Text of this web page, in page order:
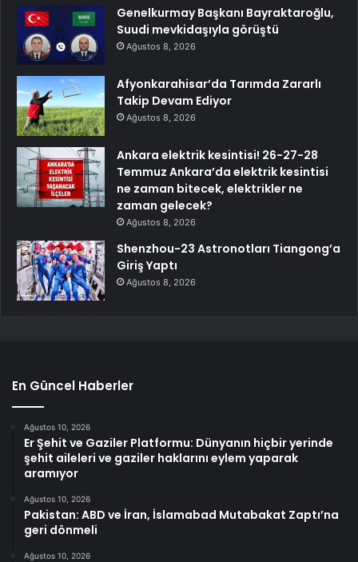
Genelkurmay Başkanı Bayraktaroğlu,
Suudi mevkidaşıyla görüştü
Ağustos 8, 2026
Afyonkarahisar’da Tarımda Zararlı
Takip Devam Ediyor
Ağustos 8, 2026
Ankara elektrik kesintisi! 26-27-28
Temmuz Ankara’da elektrik kesintisi
ne zaman bitecek, elektrikler ne
zaman gelecek?
Ağustos 8, 2026
Shenzhou-23 Astronotları Tiangong’a
Giriş Yaptı
Ağustos 8, 2026
En Güncel Haberler
Ağustos 10, 2026
Er Şehit ve Gaziler Platformu: Dünyanın hiçbir yerinde
şehit aileleri ve gaziler haklarını eylem yaparak
aramıyor
Ağustos 10, 2026
Pakistan: ABD ve İran, İslamabad Mutabakat Zaptı’na
geri dönmeli
Ağustos 10, 2026